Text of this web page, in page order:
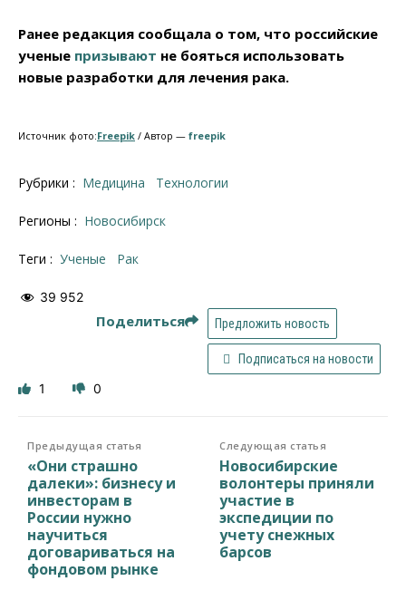
Ранее редакция сообщала о том, что российские
ученые призывают не бояться использовать
новые разработки для лечения рака.
Источник фото:Freepik / Автор — freepik
Рубрики : Медицина Технологии
Регионы : Новосибирск
Теги : ученые рак
39 952
Поделиться Предложить новость
Подписаться на новости
1 0
Предыдущая статья
«Они страшно
далеки»: бизнесу и
инвесторам в
России нужно
научиться
договариваться на
фондовом рынке
Следующая статья
Новосибирские
волонтеры приняли
участие в
экспедиции по
учету снежных
барсов